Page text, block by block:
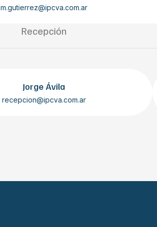
m.gutierrez@ipcva.com.ar
Recepción
Jorge Ávila
recepcion@ipcva.com.ar